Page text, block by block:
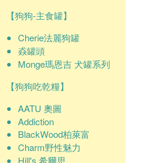
【狗狗-主食罐】
Cherie法麗狗罐
猋罐頭
Monge瑪恩吉 犬罐系列
【狗狗吃乾糧】
AATU 奧圖
Addiction
BlackWood柏萊富
Charm野性魅力
Hill's 希爾思